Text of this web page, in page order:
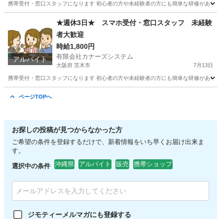
携帯受付・窓口スタッフになります 初心者の方や未経験者の方にも簡単な研修があ
携帯ショップ スタッフ
アルバイト
★週休3日★ スマホ受付・窓口スタッフ 未経験
者大歓迎
時給1,800円
有限会社カナーズシステム
大阪府 茨木市 7月13日
携帯受付・窓口スタッフになります 初心者の方や未経験者の方にも簡単な研修があ
ページTOPへ
お探しの投稿が見つからなかった方
ご希望の条件を登録するだけで、新着情報をいち早くお届け出来ま
す。
選択中の条件 沖縄県 アルバイト 販売 携帯ショップ
ジモティーメルマガにも登録する